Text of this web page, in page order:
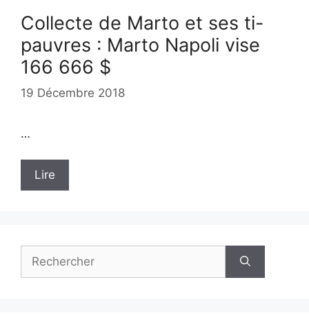
Collecte de Marto et ses ti-
pauvres : Marto Napoli vise
166 666 $
19 Décembre 2018
…
Lire
Rechercher :